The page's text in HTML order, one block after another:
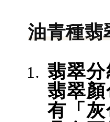
油青種翡
翡翠
翡翠
有「